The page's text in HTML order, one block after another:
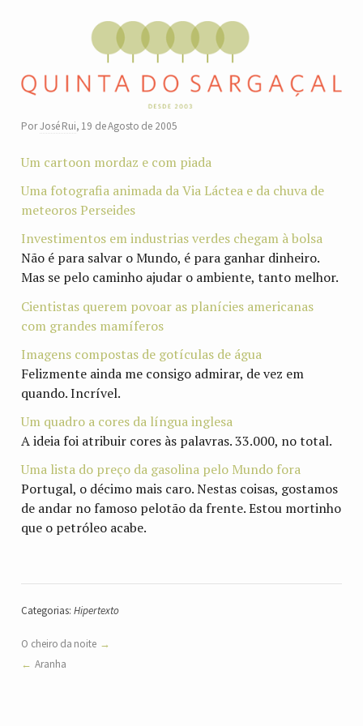
PorJosé Rui, 19 de Agosto de 2005
Um cartoon mordaz e com piada
Uma fotografia animada da Via Láctea e da chuva de
meteoros Perseides
Investimentos em industrias verdes chegam à bolsa
Não é para salvar o Mundo, é para ganhar dinheiro.
Mas se pelo caminho ajudar o ambiente, tanto melhor.
Cientistas querem povoar as planícies americanas
com grandes mamíferos
Imagens compostas de gotículas de água
Felizmente ainda me consigo admirar, de vez em
quando. Incrível.
Um quadro a cores da língua inglesa
A ideia foi atribuir cores às palavras. 33.000, no total.
Uma lista do preço da gasolina pelo Mundo fora
Portugal, o décimo mais caro. Nestas coisas, gostamos
de andar no famoso pelotão da frente. Estou mortinho
que o petróleo acabe.
Categorias: Hipertexto
O cheiro da noite
Aranha